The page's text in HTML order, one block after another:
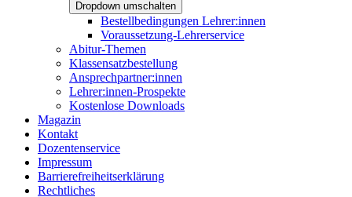
Dropdown umschalten
Bestellbedingungen Lehrer:innen
Voraussetzung-Lehrerservice
Abitur-Themen
Klassensatzbestellung
Ansprechpartner:innen
Lehrer:innen-Prospekte
Kostenlose Downloads
Magazin
Kontakt
Dozentenservice
Impressum
Barrierefreiheitserklärung
Rechtliches